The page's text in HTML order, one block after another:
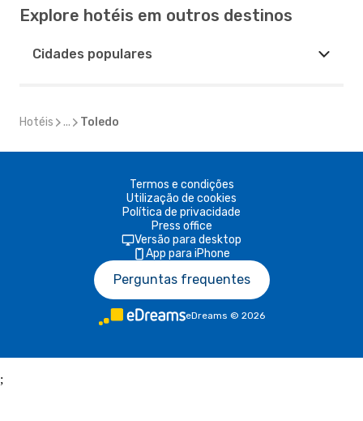
Explore hotéis em outros destinos
Cidades populares
Hotéis ... Toledo
Termos e condições
Utilização de cookies
Política de privacidade
Press office
Versão para desktop
App para iPhone
Perguntas frequentes
eDreams © 2026
;